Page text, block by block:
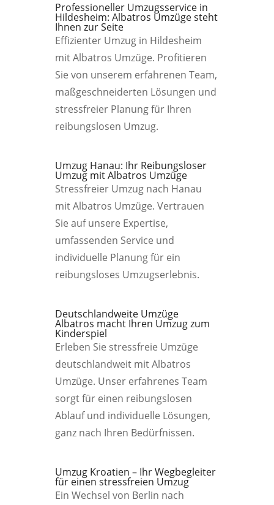
Professioneller Umzugsservice in
Hildesheim: Albatros Umzüge steht
Ihnen zur Seite
Effizienter Umzug in Hildesheim
mit Albatros Umzüge. Profitieren
Sie von unserem erfahrenen Team,
maßgeschneiderten Lösungen und
stressfreier Planung für Ihren
reibungslosen Umzug.
Umzug Hanau: Ihr Reibungsloser
Umzug mit Albatros Umzüge
Stressfreier Umzug nach Hanau
mit Albatros Umzüge. Vertrauen
Sie auf unsere Expertise,
umfassenden Service und
individuelle Planung für ein
reibungsloses Umzugserlebnis.
Deutschlandweite Umzüge
Albatros macht Ihren Umzug zum
Kinderspiel
Erleben Sie stressfreie Umzüge
deutschlandweit mit Albatros
Umzüge. Unser erfahrenes Team
sorgt für einen reibungslosen
Ablauf und individuelle Lösungen,
ganz nach Ihren Bedürfnissen.
Umzug Kroatien – Ihr Wegbegleiter
für einen stressfreien Umzug
Ein Wechsel von Berlin nach